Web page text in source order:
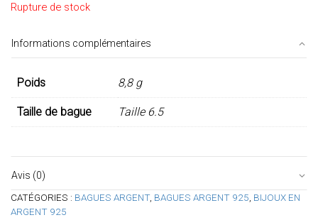
Rupture de stock
Informations complémentaires
Poids 8,8 g
Taille de bague Taille 6.5
Avis (0)
CATÉGORIES : BAGUES ARGENT, BAGUES ARGENT 925 BIJOUX EN
ARGENT 925